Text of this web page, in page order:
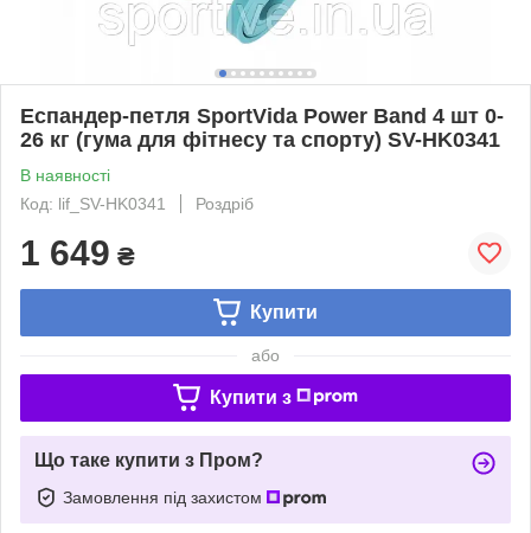
Еспандер-петля SportVida Power Band 4 шт 0-
26 кг (гума для фітнесу та спорту) SV-HK0341
В наявності
Код: lif_SV-HK0341
Роздріб
1 649 ₴
Купити
або
Купити з
Що таке купити з Пром?
Замовлення під захистом